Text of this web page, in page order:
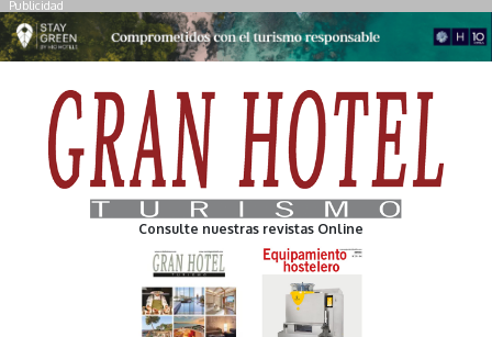
Publicidad
Consulte nuestras revistas Online